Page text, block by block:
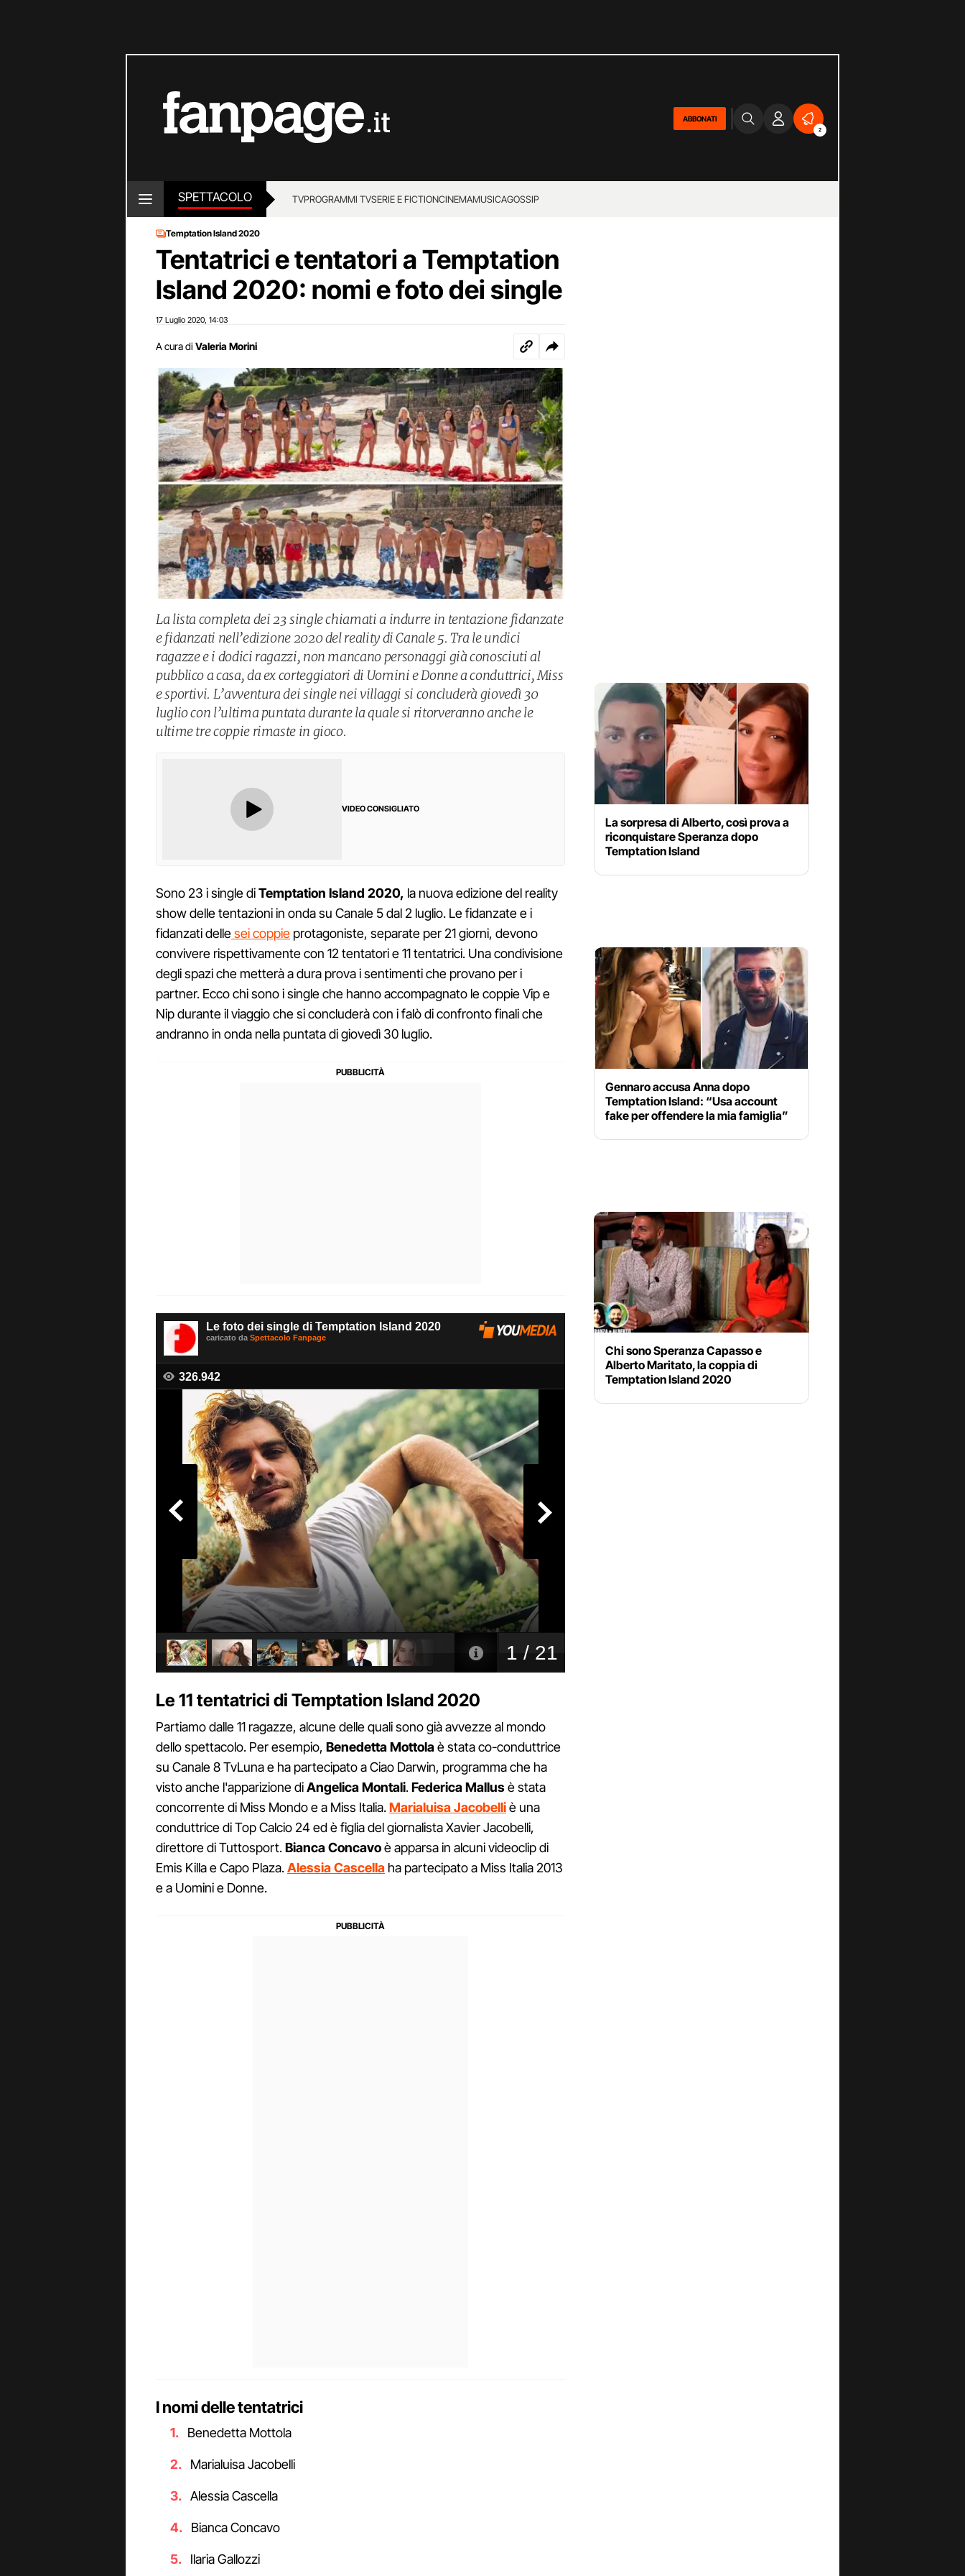
ABBONATI
2
SPETTACOLO TVPROGRAMMI TVSERIE E FICTIONCINEMAMUSICAGOSSIP
Temptation Island 2020
Tentatrici e tentatori a Temptation
Island 2020: nomi e foto dei single
17 Luglio 2020 14:03
A cura di Valeria Morini
La lista completa dei 23 single chiamati a indurre in tentazione fidanzate
e fidanzati nell’edizione 2020 del reality di Canale 5. Tra le undici
ragazze e i dodici ragazzi, non mancano personaggi già conosciuti al
pubblico a casa, da ex corteggiatori di Uomini e Donne a conduttrici, Miss
e sportivi. L’avventura dei single nei villaggi si concluderà giovedì 30
luglio con l’ultima puntata durante la quale si ritorveranno anche le
ultime tre coppie rimaste in gioco.
VIDEO CONSIGLIATO
Sono 23 i single diTemptation Island 2020, la nuova edizione del reality
show delle tentazioni in onda su Canale 5 dal 2 luglio. Le fidanzate e i
fidanzati dellesei coppie protagoniste, separate per 21 giorni, devono
convivere rispettivamente con 12 tentatori e 11 tentatrici. Una condivisione
degli spazi che metterà a dura prova i sentimenti che provano per i
partner. Ecco chi sono i single che hanno accompagnato le coppie Vip e
Nip durante il viaggio che si concluderà con i falò di confronto finali che
andranno in onda nella puntata di giovedì 30 luglio.
Le 11 tentatrici di Temptation Island 2020
Partiamo dalle 11 ragazze, alcune delle quali sono già avvezze al mondo
dello spettacolo. Per esempio, Benedetta Mottolaè stata co-conduttrice
su Canale 8 TvLuna e ha partecipato a Ciao Darwin, programma che ha
visto anche l'apparizione diAngelica Montali.Federica Mallusè stata
concorrente di Miss Mondo e a Miss Italia.Marialuisa Jacobelliè una
conduttrice di Top Calcio 24 ed è figlia del giornalista Xavier Jacobelli,
direttore di Tuttosport.Bianca Concavoè apparsa in alcuni videoclip di
Emis Killa e Capo Plaza.Alessia Cascella ha partecipato a Miss Italia 2013
e a Uomini e Donne.
I nomi delle tentatrici
Benedetta Mottola
Marialuisa Jacobelli
Alessia Cascella
Bianca Concavo
Ilaria Gallozzi
La sorpresa di Alberto, così prova a
riconquistare Speranza dopo
Temptation Island
Gennaro accusa Anna dopo
Temptation Island: “Usa account
fake per offendere la mia famiglia”
Chi sono Speranza Capasso e
Alberto Maritato, la coppia di
Temptation Island 2020